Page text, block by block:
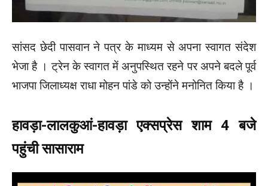
सांसद छेदी पासवान ने पत्र के माध्यम से अपना स्वागत संदेश
भेजा है । ट्रेन के स्वागत में अनुपस्थित रहने पर अपने बदले पूर्व
भाजपा जिलाध्यक्ष राधा मोहन पांडे को उन्होंने मनोनित किया है ।
हावड़ा-लालकुआं-हावड़ा एक्सप्रेस शाम 4 बजे
पहुंची सासाराम